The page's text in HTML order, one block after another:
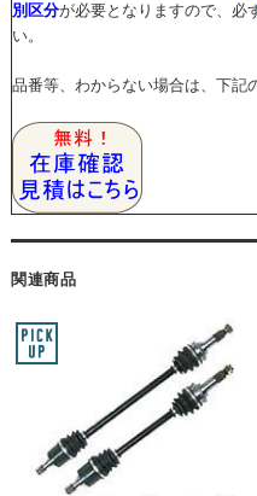
別区分が必要となりますので、必
い。
品番等、わからない場合は、下記
関連商品